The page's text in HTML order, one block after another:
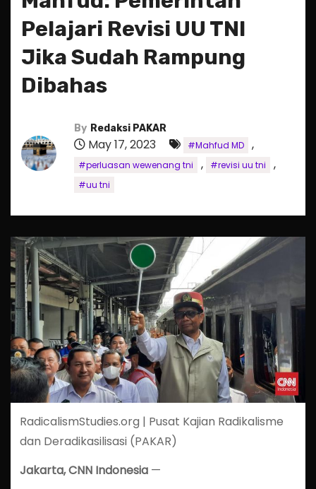
Pelajari Revisi UU TNI
Jika Sudah Rampung
Dibahas
By Redaksi PAKAR
May 17, 2023 #Mahfud MD ,
#perluasan wewenang tni , #revisi uu tni ,
#uu tni
RadicalismStudies.org | Pusat Kajian Radikalisme
dan Deradikasilisasi (PAKAR)
Jakarta, CNN Indonesia—